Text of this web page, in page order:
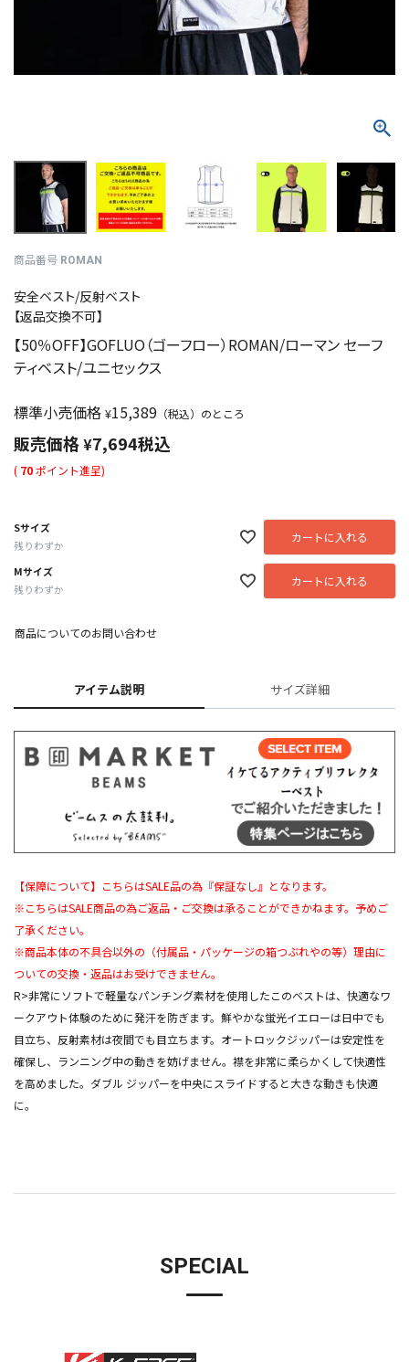
商品番号 ROMAN
安全ベスト/反射ベスト
【返品交換不可】
【50％OFF】GOFLUO（ゴーフロー）ROMAN/ローマン セーフ
ティベスト/ユニセックス
標準小売価格 ¥15,389 （税込）のところ
販売価格¥7,694税込
( 70ポイント進呈)
Sサイズ
残りわずか
カートに入れる
Mサイズ
残りわずか
カートに入れる
商品についてのお問い合わせ
アイテム説明 サイズ詳細
【保障について】こちらはSALE品の為『保証なし』となります。
※こちらはSALE商品の為ご返品・ご交換は承ることができかねます。予めご
了承ください。
※商品本体の不具合以外の（付属品・パッケージの箱つぶれやの等）理由に
ついての交換・返品はお受けできません。
R>非常にソフトで軽量なパンチング素材を使用したこのベストは、快適なワ
ークアウト体験のために発汗を防ぎます。鮮やかな蛍光イエローは日中でも
目立ち、反射素材は夜間でも目立ちます。オートロックジッパーは安定性を
確保し、ランニング中の動きを妨げません。襟を非常に柔らかくして快適性
を高めました。ダブル ジッパーを中央にスライドすると大きな動きも快適
に。
SPECIAL